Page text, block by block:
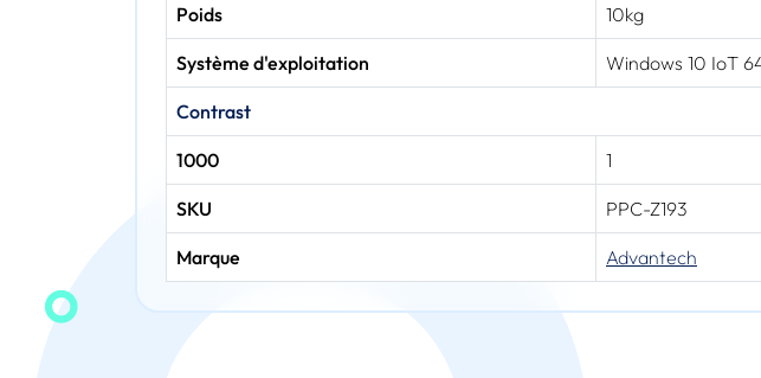
Poids 10kg
Système d'exploitation Windows 10 IoT
Contrast
1000 1
SKU PPC-Z193
Marque Advantech